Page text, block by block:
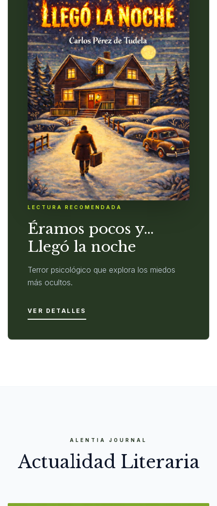
LECTURA RECOMENDADA
Éramos pocos y…
Llegó la noche
Terror psicológico que explora los miedos
más ocultos.
VER DETALLES
ALENTIA JOURNAL
Actualidad Literaria